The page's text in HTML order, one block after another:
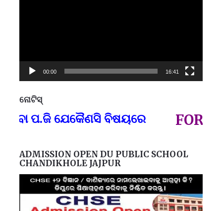
00:00 16:41
ନୋଟିସ୍
ପ.ଜି ଯେକୈଣସି ବିଷୟରେ FOR
ADMISSION OPEN DU PUBLIC SCHOOL
CHANDIKHOLE JAJPUR